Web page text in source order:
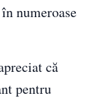
numeroase
că
pentru